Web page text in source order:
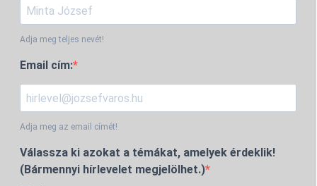
Adja meg teljes nevét!
Email cím:
Adja meg az email címét!
Válassza ki azokat a témákat, amelyek érdeklik!
(Bármennyi hírlevelet megjelölhet.)